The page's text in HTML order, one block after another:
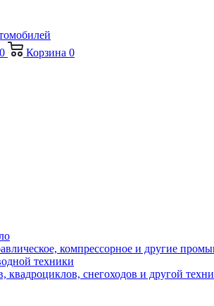
0 Корзина 0
компрессорное и другие
техники
квадроциклов, снегоходов и другой